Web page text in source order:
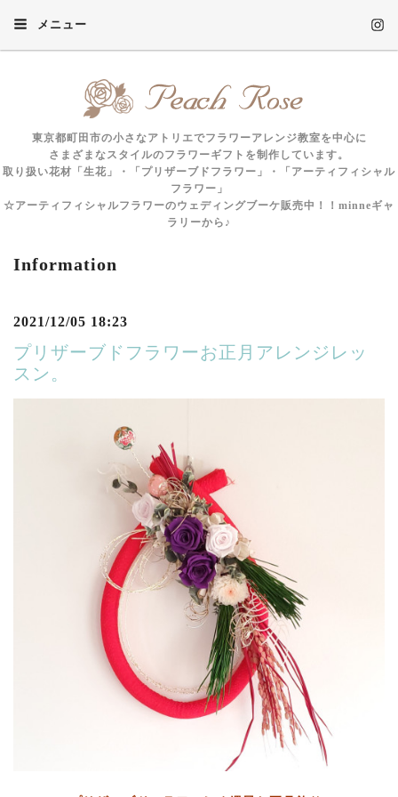
メニュー
東京都町田市の小さなアトリエでフラワーアレンジ教室を中心に
さまざまなスタイルのフラワーギフトを制作しています。
取り扱い花材「生花」・「プリザーブドフラワー」・「アーティフィシャル
フラワー」
☆アーティフィシャルフラワーのウェディングブーケ販売中！！minneギャ
ラリーから♪
Information
2021/12/05 18:23
プリザーブドフラワーお正月アレンジレッ
スン。